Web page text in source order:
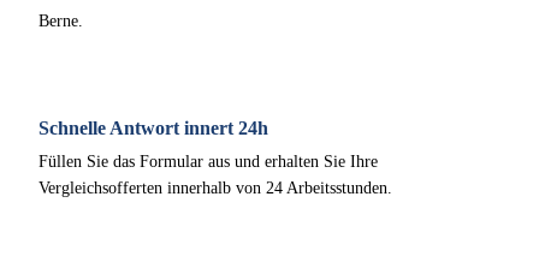
Berne.
Schnelle Antwort innert 24h
Füllen Sie das Formular aus und erhalten Sie Ihre
Vergleichsofferten innerhalb von 24 Arbeitsstunden.